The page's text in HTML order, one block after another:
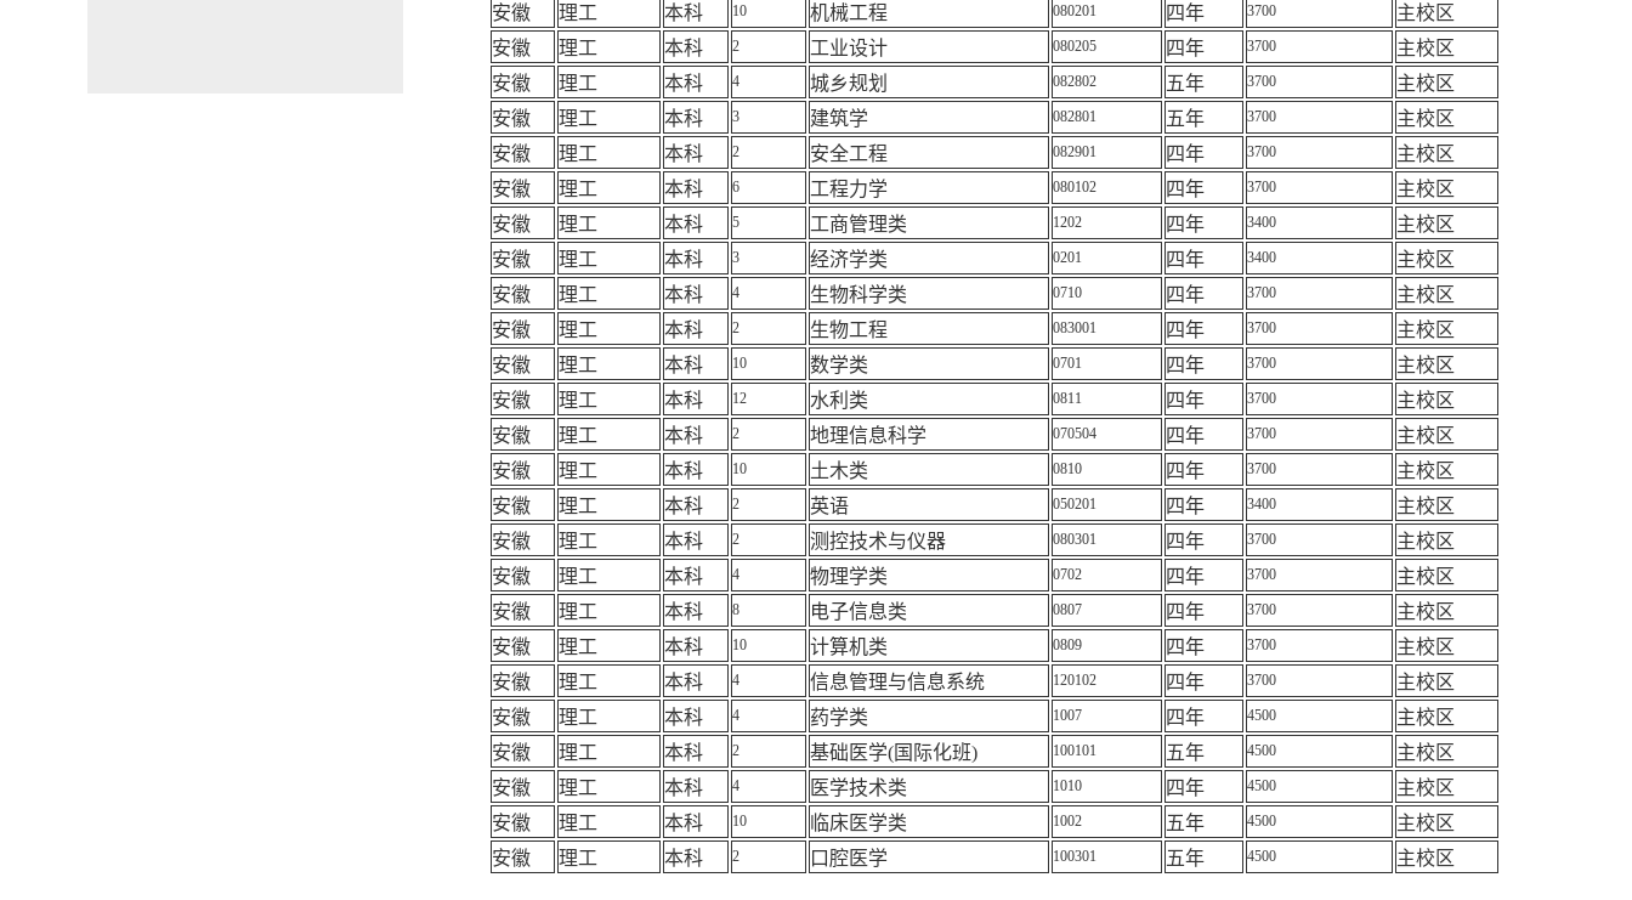
安徽
理工 本科 10 机械工程 080201 四年 3700
主校区
安徽
理工 本科 2 工业设计 080205 四年 3700
主校区
安徽
理工 本科 4 城乡规划 082802 五年 3700
主校区
安徽
理工 本科 3 建筑学 082801 五年 3700
主校区
安徽
理工 本科 2 安全工程 082901 四年 3700
主校区
安徽
理工 本科 6 工程力学 080102 四年 3700
主校区
安徽
理工 本科 5 工商管理类 1202 四年 3400
主校区
安徽
理工 本科 3 经济学类 0201 四年 3400
主校区
安徽
理工 本科 4 生物科学类 0710 四年 3700
主校区
安徽
理工 本科 2 生物工程 083001 四年 3700
主校区
安徽
理工 本科 10 数学类 0701 四年 3700
主校区
安徽
理工 本科 12 水利类 0811 四年 3700
主校区
安徽
理工 本科 2 地理信息科学 070504 四年 3700
主校区
安徽
理工 本科 10 土木类 0810 四年 3700
主校区
安徽
理工 本科 2 英语 050201 四年 3400
主校区
安徽
理工 本科 2 测控技术与仪器 080301 四年 3700
主校区
安徽
理工 本科 4 物理学类 0702 四年 3700
主校区
安徽
理工 本科 8 电子信息类 0807 四年 3700
主校区
安徽
理工 本科 10 计算机类 0809 四年 3700
主校区
安徽
理工 本科 4 信息管理与信息系统 120102 四年 3700
主校区
安徽
理工 本科 4 药学类 1007 四年 4500
主校区
安徽
理工 本科 2 基础医学(国际化班) 100101 五年 4500
主校区
安徽
理工 本科 4 医学技术类 1010 四年 4500
主校区
安徽
理工 本科 10 临床医学类 1002 五年 4500
主校区
安徽
理工 本科 2 口腔医学 100301 五年 4500 主校区